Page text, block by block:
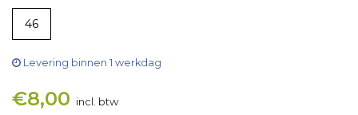
46
Levering binnen 1 werkdag
€8,00 incl. btw